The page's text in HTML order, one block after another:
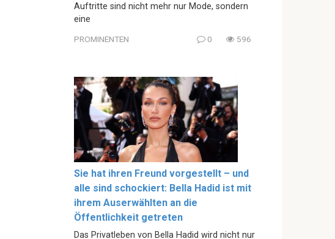
Auftritte sind nicht mehr nur Mode, sondern
eine
PROMINENTEN 0 596
Sie hat ihren Freund vorgestellt – und
alle sind schockiert: Bella Hadid ist mit
ihrem Auserwählten an die
Öffentlichkeit getreten
Das Privatleben von Bella Hadid wird nicht nur